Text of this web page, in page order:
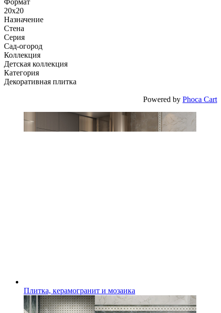
20x20
Назначение
Стена
Серия
Сад-огород
Коллекция
Детская коллекция
Категория
Декоративная плитка
Powered by Phoca Cart
Плитка, керамогранит и мозаика